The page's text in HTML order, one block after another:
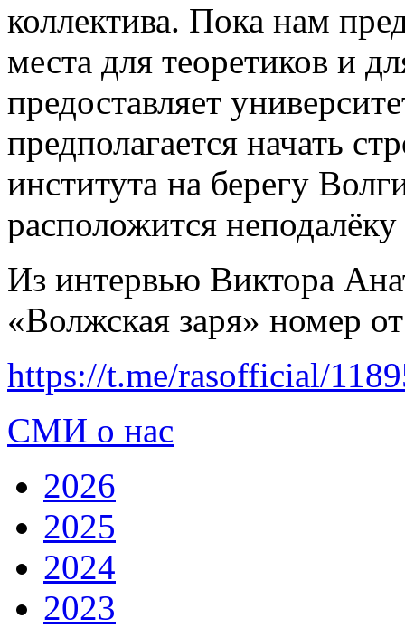
коллектива. Пока нам
места для теоретиков и
предоставляет
предполагается начать
института на берегу
расположится
Из интервью Виктора
«Волжская заря» номер
https://t.me/rasofficial/
СМИ о нас
2026
2025
2024
2023